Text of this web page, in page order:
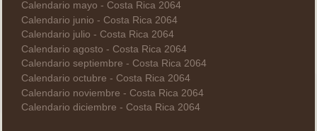
Calendario mayo - Costa Rica 2064
Calendario junio - Costa Rica 2064
Calendario julio - Costa Rica 2064
Calendario agosto - Costa Rica 2064
Calendario septiembre - Costa Rica 2064
Calendario octubre - Costa Rica 2064
Calendario noviembre - Costa Rica 2064
Calendario diciembre - Costa Rica 2064